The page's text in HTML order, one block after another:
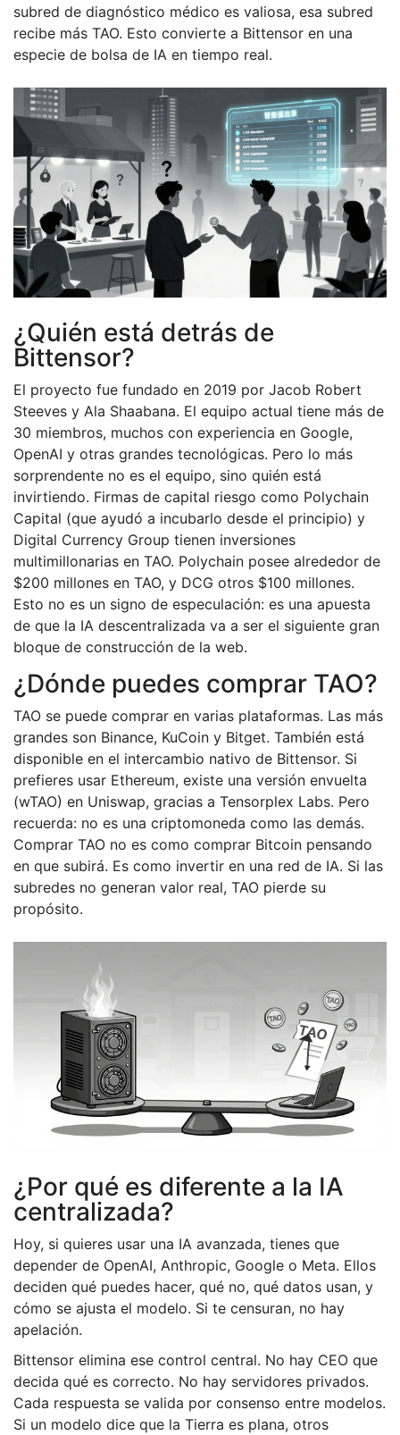
subred de diagnóstico médico es valiosa, esa subred
recibe más TAO. Esto convierte a Bittensor en una
especie de bolsa de IA en tiempo real.
¿Quién está detrás de
Bittensor?
El proyecto fue fundado en 2019 por Jacob Robert
Steeves y Ala Shaabana. El equipo actual tiene más de
30 miembros, muchos con experiencia en Google,
OpenAI y otras grandes tecnológicas. Pero lo más
sorprendente no es el equipo, sino quién está
invirtiendo. Firmas de capital riesgo como Polychain
Capital (que ayudó a incubarlo desde el principio) y
Digital Currency Group tienen inversiones
multimillonarias en TAO. Polychain posee alrededor de
$200 millones en TAO, y DCG otros $100 millones.
Esto no es un signo de especulación: es una apuesta
de que la IA descentralizada va a ser el siguiente gran
bloque de construcción de la web.
¿Dónde puedes comprar TAO?
TAO se puede comprar en varias plataformas. Las más
grandes son Binance, KuCoin y Bitget. También está
disponible en el intercambio nativo de Bittensor. Si
prefieres usar Ethereum, existe una versión envuelta
(wTAO) en Uniswap, gracias a Tensorplex Labs. Pero
recuerda: no es una criptomoneda como las demás.
Comprar TAO no es como comprar Bitcoin pensando
en que subirá. Es como invertir en una red de IA. Si las
subredes no generan valor real, TAO pierde su
propósito.
¿Por qué es diferente a la IA
centralizada?
Hoy, si quieres usar una IA avanzada, tienes que
depender de OpenAI, Anthropic, Google o Meta. Ellos
deciden qué puedes hacer, qué no, qué datos usan, y
cómo se ajusta el modelo. Si te censuran, no hay
apelación.
Bittensor elimina ese control central. No hay CEO que
decida qué es correcto. No hay servidores privados.
Cada respuesta se valida por consenso entre modelos.
Si un modelo dice que la Tierra es plana, otros